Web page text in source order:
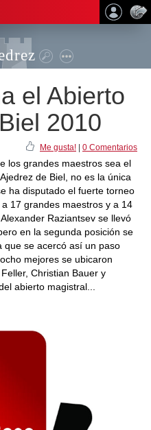
el Abierto
2010
Me gusta! 0 Comentarios
los grandes maestros sea el
de Biel, no es la única
ha disputado el fuerte torneo
17 grandes maestros y a 14
Raziantsev se llevó
en la segunda posición se
que se acercó así un paso
mejores se ubicaron
Christian Bauer y
abierto magistral...